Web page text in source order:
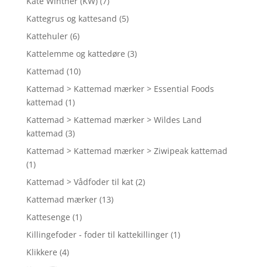
Kattegrus og kattesand (5)
Kattehuler (6)
Kattelemme og kattedøre (3)
Kattemad (10)
Kattemad > Kattemad mærker > Essential Foods
kattemad (1)
Kattemad > Kattemad mærker > Wildes Land
kattemad (3)
Kattemad > Kattemad mærker > Ziwipeak kattemad
(1)
Kattemad > Vådfoder til kat (2)
Kattemad mærker (13)
Kattesenge (1)
Killingefoder - foder til kattekillinger (1)
Klikkere (4)